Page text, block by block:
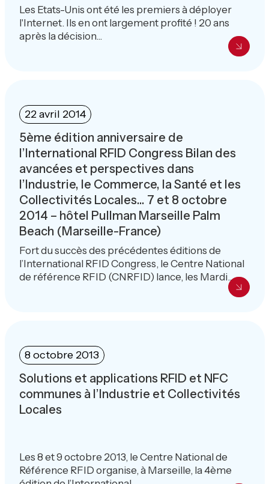
Les Etats-Unis ont été les premiers à déployer
l'Internet. Ils en ont largement profité ! 20 ans
après la décision...
22 avril 2014
5ème édition anniversaire de
l’International RFID Congress Bilan des
avancées et perspectives dans
l’Industrie, le Commerce, la Santé et les
Collectivités Locales… 7 et 8 octobre
2014 – hôtel Pullman Marseille Palm
Beach (Marseille-France)
Fort du succès des précédentes éditions de
l’International RFID Congress, le Centre National
de référence RFID (CNRFID) lance, les Mardi...
8 octobre 2013
Solutions et applications RFID et NFC
communes à l’Industrie et Collectivités
Locales
Les 8 et 9 octobre 2013, le Centre National de
Référence RFID organise, à Marseille, la 4ème